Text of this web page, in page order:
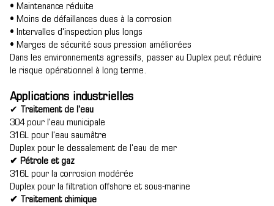
• Maintenance réduite
• Moins de défaillances dues à la corrosion
• Intervalles d'inspection plus longs
• Marges de sécurité sous pression améliorées
Dans les environnements agressifs, passer au Duplex peut réduire
le risque opérationnel à long terme.
Applications industrielles
✔ Traitement de l'eau
304 pour l'eau municipale
316L pour l'eau saumâtre
Duplex pour le dessalement de l'eau de mer
✔ Pétrole et gaz
316L pour la corrosion modérée
Duplex pour la filtration offshore et sous-marine
✔ Traitement chimique